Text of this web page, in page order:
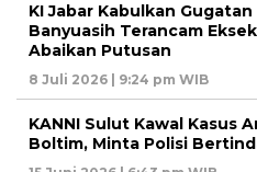
KI Jabar Kabulkan
Banyuasih Terancam
Abaikan Putusan
8 Juli 2026 | 9:24 pm WIB
KANNI Sulut Kawal Kasus
Boltim, Minta Polisi